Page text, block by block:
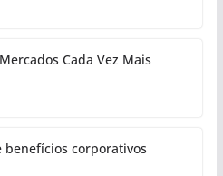
Cada Vez Mais
corporativos